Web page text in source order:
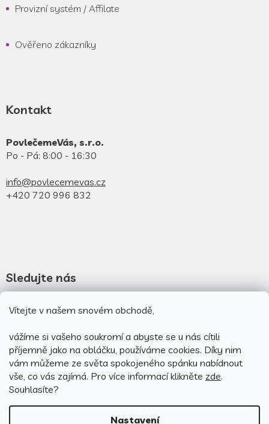
Vítejte v našem snovém obchodě,
vážíme si vašeho soukromí a abyste se u nás cítili
příjemně jako na obláčku, používáme cookies. Díky nim
vám můžeme ze světa spokojeného spánku nabídnout
vše, co vás zajímá. Pro více informací klikněte zde.
Souhlasíte?
Nastavení
Provizní systém / Affilate
Ověřeno zákazníky
Kontakt
PovlečemeVás, s.r.o.
Po - Pá: 8:00 - 16:30
info@povlecemevas.cz
+420 720 996 832
Sledujte nás
Novinky na facebooku
Novinky na instagramu